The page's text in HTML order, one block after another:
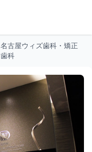
名古屋ウィズ歯科・矯正
歯科